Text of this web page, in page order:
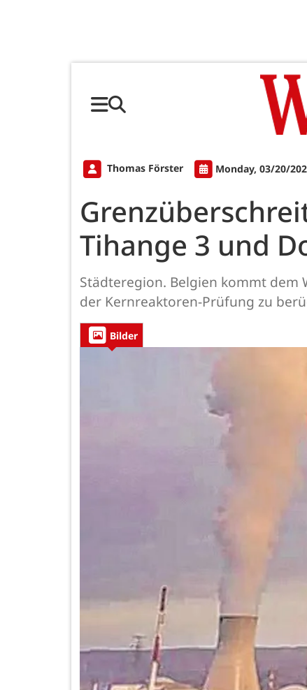
Thomas Förster Monday, 03/20/
Tihange 3 und
Städteregion. Belgien kommt dem
der Kernreaktoren-Prüfung zu
Bilder